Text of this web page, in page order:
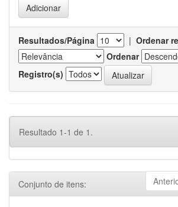
Resultados/Página | Ordenar
Ordenar
Registro(s)
Resultado 1-1 de 1.
Conjunto de itens: